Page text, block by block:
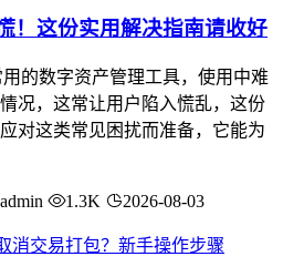
！这份实用解决指南请收好
的数字资产管理工具，使用中难
况，这常让用户陷入慌乱，这份
对这类常见困扰而准备，它能为
1.3K 2026-08-03